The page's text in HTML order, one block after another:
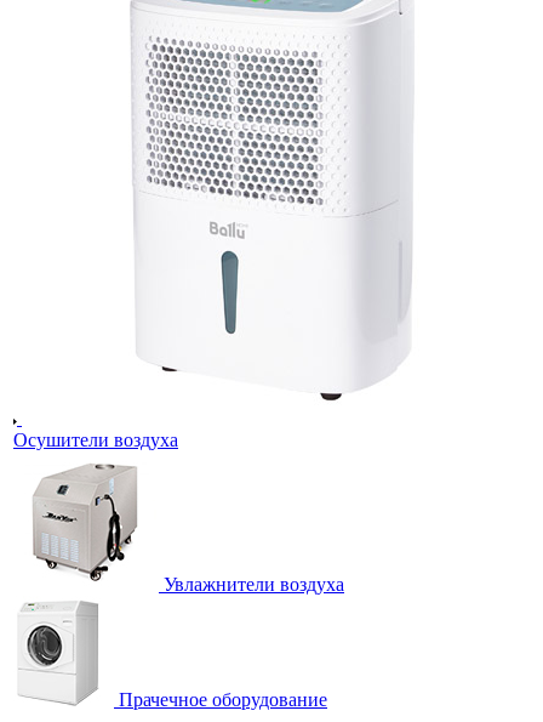
Осушители воздуха
Увлажнители воздуха
Прачечное оборудование